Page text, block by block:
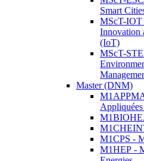
Smart
MScT-IOT
Innovation
(IoT)
MScT-
Master (DNM)
M1CPS -
M1HEP -